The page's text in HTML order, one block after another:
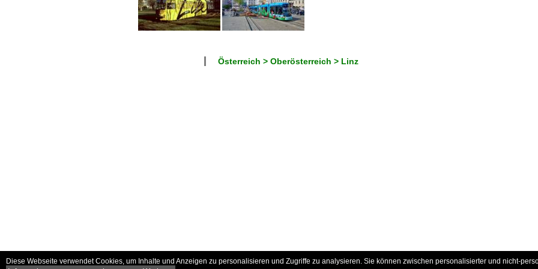
Österreich > Oberösterreich > Linz
Diese Webseite verwendet Cookies, um Inhalte und Anzeigen zu personalisieren und Zugriffe zu analysieren. Sie können zwischen personalisierter und nicht-